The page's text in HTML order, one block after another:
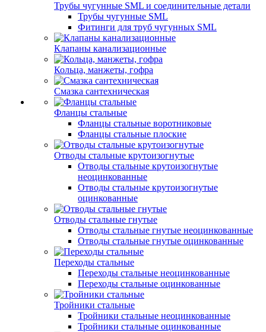
Трубы чугунные SML и соединительные детали
Трубы чугунные SML
Фитинги для труб чугунных SML
Клапаны канализационные
Кольца, манжеты, гофра
Смазка сантехническая
Фланцы стальные
Фланцы стальные воротниковые
Фланцы стальные плоские
Отводы стальные крутоизогнутые
Отводы стальные крутоизогнутые
неоцинкованные
Отводы стальные крутоизогнутые
оцинкованные
Отводы стальные гнутые
Отводы стальные гнутые неоцинкованные
Отводы стальные гнутые оцинкованные
Переходы стальные
Переходы стальные неоцинкованные
Переходы стальные оцинкованные
Тройники стальные
Тройники стальные неоцинкованные
Тройники стальные оцинкованные